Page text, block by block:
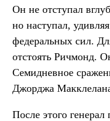
Он не отступал
но наступал,
федеральных сил.
отстоять Ричмонд.
Семидневное
Джорджа
После этого генерал